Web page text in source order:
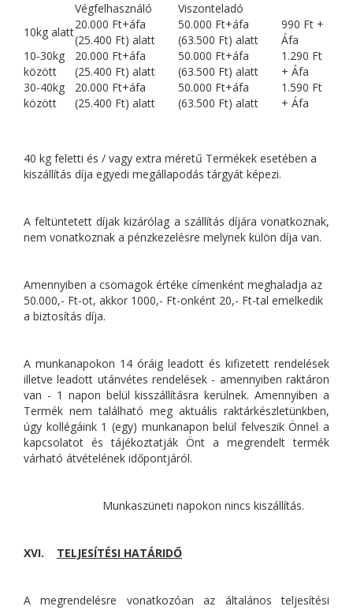
Végfelhasználó
Viszonteladó
10kg alatt
20.000 Ft+áfa
(25.400 Ft) alatt
50.000 Ft+áfa
(63.500 Ft) alatt
990 Ft +
Áfa
10-30kg
között
20.000 Ft+áfa
(25.400 Ft) alatt
50.000 Ft+áfa
(63.500 Ft) alatt
1.290 Ft
+ Áfa
30-40kg
között
20.000 Ft+áfa
(25.400 Ft) alatt
50.000 Ft+áfa
(63.500 Ft) alatt
1.590 Ft
+ Áfa
40 kg feletti és / vagy extra méretű Termékek esetében a
kiszállítás díja egyedi megállapodás tárgyát képezi.
A feltüntetett díjak kizárólag a szállítás díjára vonatkoznak,
nem vonatkoznak a pénzkezelésre melynek külön díja van.
Amennyiben a csomagok értéke címenként meghaladja az
50.000,- Ft-ot, akkor 1000,- Ft-onként 20,- Ft-tal emelkedik
a biztosítás díja.
A munkanapokon 14 óráig leadott és kifizetett rendelések
illetve leadott utánvétes rendelések - amennyiben raktáron
van - 1 napon belül kisszállításra kerülnek. Amennyiben a
Termék nem található meg aktuális raktárkészletünkben,
úgy kollégáink 1 (egy) munkanapon belül felveszik Önnel a
kapcsolatot és tájékoztatják Önt a megrendelt termék
várható átvételének időpontjáról.
Munkaszüneti napokon nincs kiszállítás.
XVI. TELJESÍTÉSI HATÁRIDŐ
A megrendelésre vonatkozóan az általános teljesítési